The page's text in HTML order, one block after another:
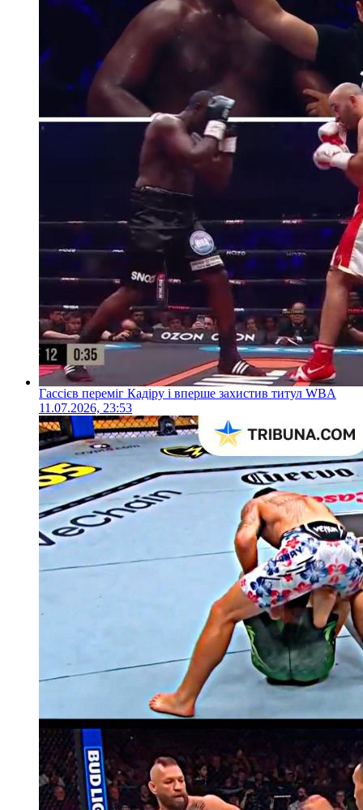
Гассієв переміг Кадіру і вперше захистив титул WBA
11.07.2026, 23:53